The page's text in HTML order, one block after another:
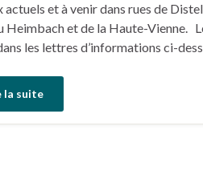
actuels et à venir dans rues de
Heimbach et de la Haute-Vienne.
les lettres d’informations ci-
la suite